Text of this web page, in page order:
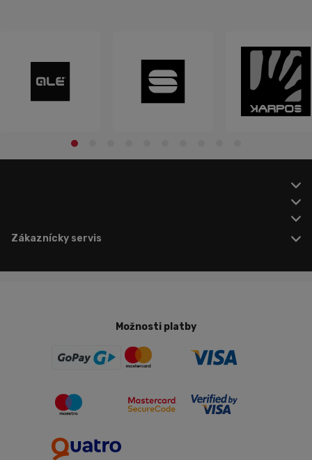
Zákaznícky servis
Možnosti platby